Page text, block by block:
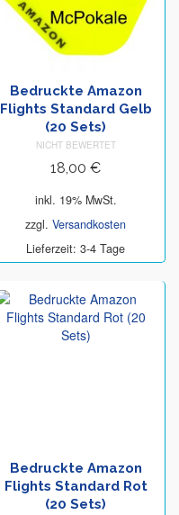
Bedruckte Amazon
Flights Standard Gelb
(20 Sets)
NICHT BEWERTET
18,00 €
inkl. 19% MwSt.
zzgl. Versandkosten
Lieferzeit: 3-4 Tage
Bedruckte Amazon
Flights Standard Rot
(20 Sets)